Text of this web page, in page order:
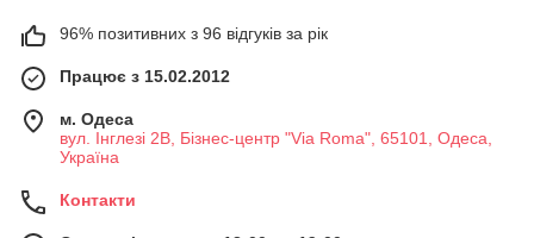
96% позитивних з 96 відгуків за рік
Працює з 15.02.2012
м. Одеса
вул. Інглезі 2В, Бізнес-центр "Via Roma", 65101, Одеса,
Україна
Контакти